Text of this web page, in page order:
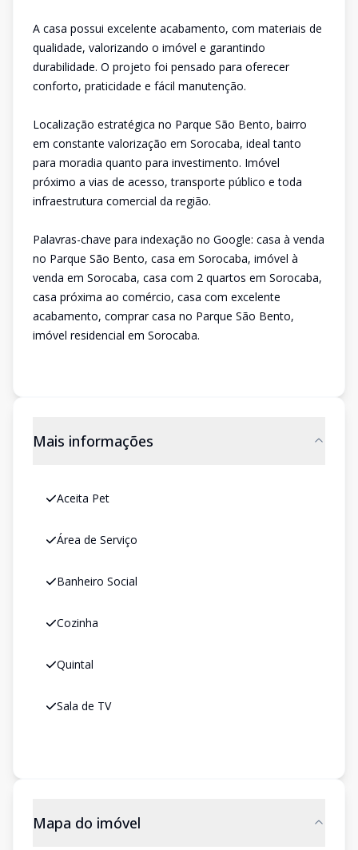
A casa possui excelente acabamento, com materiais de
qualidade, valorizando o imóvel e garantindo
durabilidade. O projeto foi pensado para oferecer
conforto, praticidade e fácil manutenção.
Localização estratégica no Parque São Bento, bairro
em constante valorização em Sorocaba, ideal tanto
para moradia quanto para investimento. Imóvel
próximo a vias de acesso, transporte público e toda
infraestrutura comercial da região.
Palavras-chave para indexação no Google: casa à venda
no Parque São Bento, casa em Sorocaba, imóvel à
venda em Sorocaba, casa com 2 quartos em Sorocaba,
casa próxima ao comércio, casa com excelente
acabamento, comprar casa no Parque São Bento,
imóvel residencial em Sorocaba.
Mais informações
Aceita Pet
Área de Serviço
Banheiro Social
Cozinha
Quintal
Sala de TV
Mapa do imóvel